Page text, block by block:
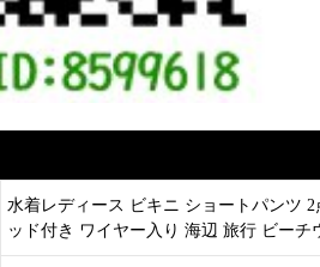
水着レディース ビキニ ショートパンツ
ッド付き ワイヤー入り 海辺 旅行 ビー